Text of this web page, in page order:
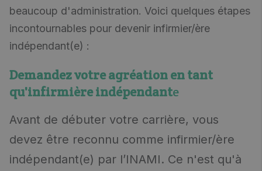
beaucoup d'administration. Voici quelques étapes
incontournables pour devenir infirmier/ère
indépendant(e) :
Demandez votre agréation en tant
qu'infirmière indépendante
Avant de débuter votre carrière, vous
devez être reconnu comme infirmier/ère
indépendant(e) par l’INAMI. Ce n'est qu'à